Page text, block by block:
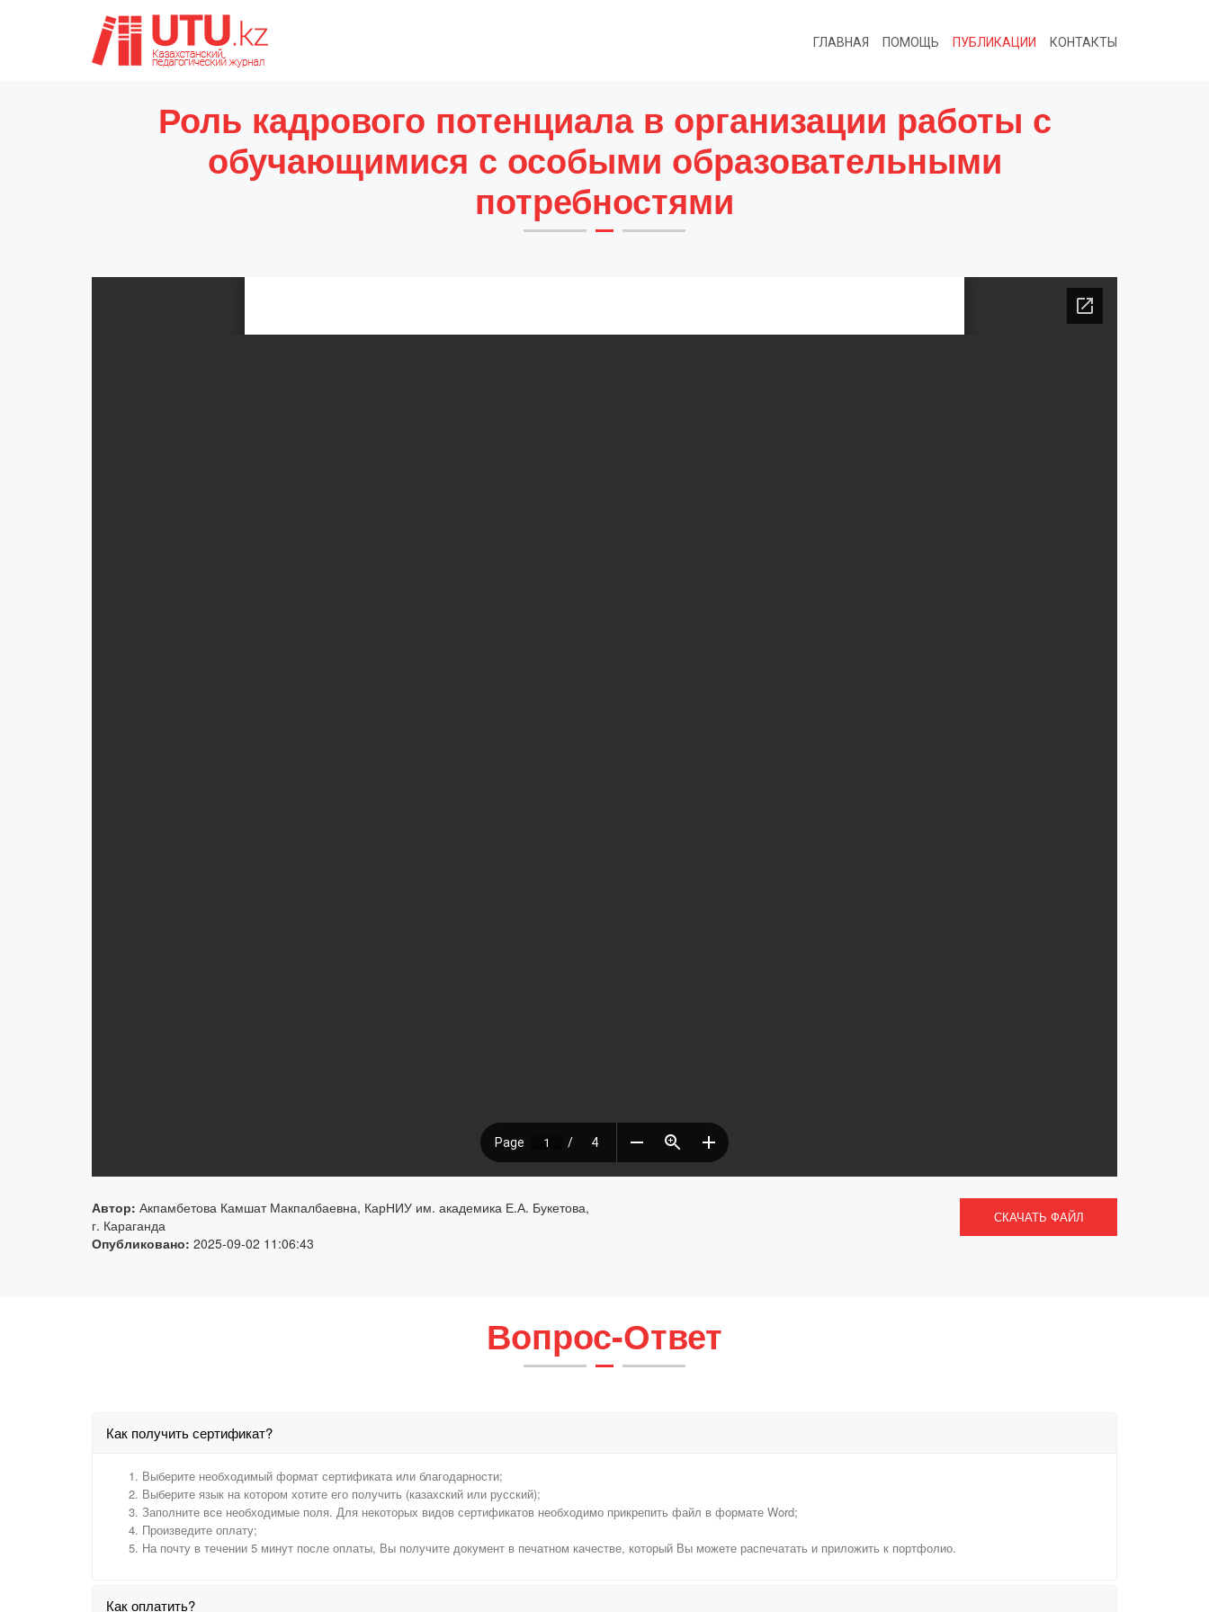
ГЛАВНАЯ ПОМОЩЬ ПУБЛИКАЦИИ КОНТАКТЫ
Роль кадрового потенциала в организации работы с
обучающимися с особыми образовательными
потребностями
Автор: Акпамбетова Камшат Макпалбаевна, КарНИУ им. академика Е.А. Букетова,
г. Караганда
Опубликовано: 2025-09-02 11:06:43
СКАЧАТЬ ФАЙЛ
Вопрос-Ответ
Как получить сертификат?
Выберите необходимый формат сертификата или благодарности;
Выберите язык на котором хотите его получить (казахский или русский);
Заполните все необходимые поля. Для некоторых видов сертификатов необходимо прикрепить файл в формате Word;
Произведите оплату;
На почту в течении 5 минут после оплаты, Вы получите документ в печатном качестве, который Вы можете распечатать и приложить к портфолио.
Как оплатить?